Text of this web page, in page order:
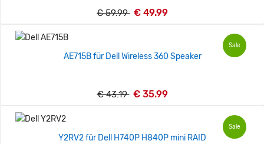
€ 59.99 € 49.99
Sale
AE715B für Dell Wireless 360 Speaker
€ 43.19 € 35.99
Sale
Y2RV2 für Dell H740P H840P mini RAID